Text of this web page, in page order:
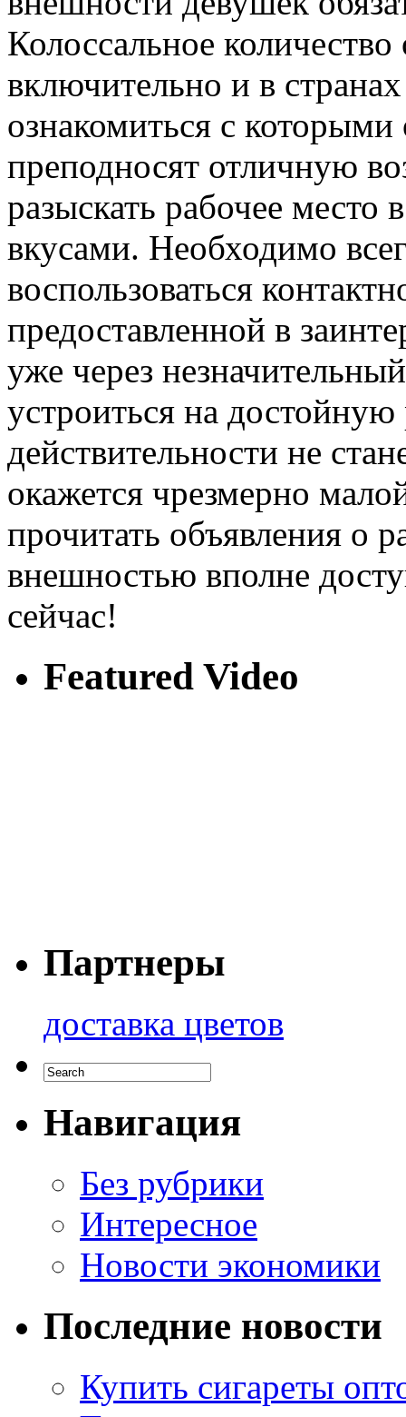
Колоссальное
включительно и в
ознакомиться с
преподносят отличную
разыскать рабочее
вкусами. Необходимо
воспользоваться
предоставленной в
уже через
устроиться на достойную
действительности не
окажется чрезмерно
прочитать объявления о
внешностью вполне
сейчас!
Featured Video
Партнеры
доставка цветов
Навигация
Без рубрики
Интересное
Новости экономики
Последние новости
Купить сигареты